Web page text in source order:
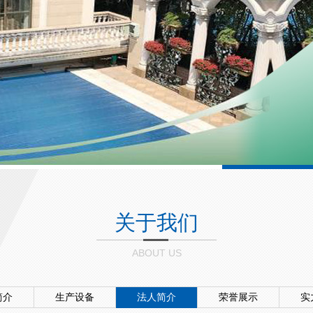
关于我们
ABOUT US
介 生产设备 法人简介 荣誉展示 实